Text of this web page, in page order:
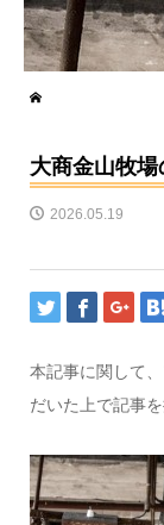
大商金山牧
2026.05.19
本記事に関して
だいた上で記事